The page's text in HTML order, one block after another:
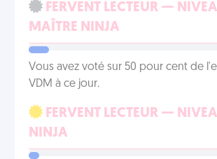
FERVENT LECTEUR —
MAÎTRE NINJA
Vous avez voté sur 50 pour cent de
VDM à ce jour.
FERVENT LECTEUR —
NINJA